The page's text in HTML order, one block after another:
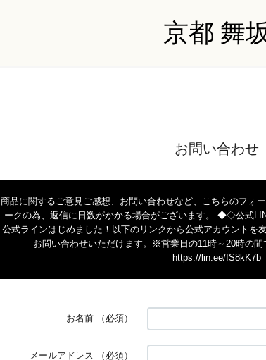
京都 舞
お問い合わせ
商品に関するご意見ご感想、お問い合わせなど、こちらのフォ
ークの為、返信に日数がかかる場合がございます。 ◆◇公式
公式ラインはじめました！以下のリンクから公式アカウントを
お問い合わせいただけます。※営業日の11時～20時の間
https://lin.ee/IS8kK7b
お名前 （必須）
メールアドレス （必須）